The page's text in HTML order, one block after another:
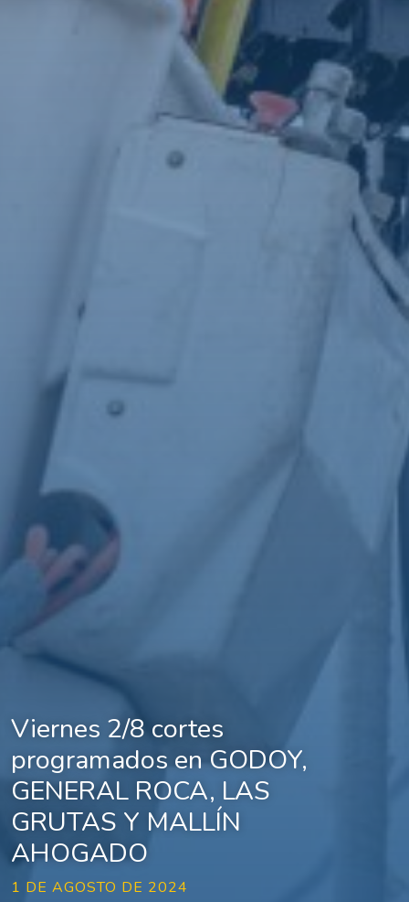
Viernes 2/8 cortes
programados en GODOY,
GENERAL ROCA, LAS
GRUTAS Y MALLÍN
AHOGADO
1 DE AGOSTO DE 2024